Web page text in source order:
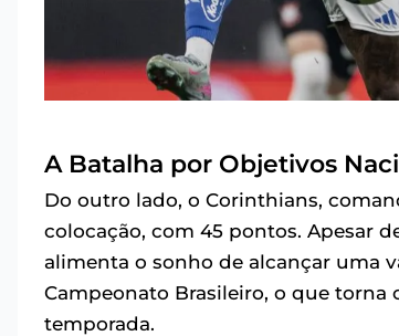
A Batalha por Objetivos
Do outro lado, o Corinthians,
colocação, com 45 pontos. Apesar
alimenta o sonho de alcançar uma
Campeonato Brasileiro, o que
temporada.